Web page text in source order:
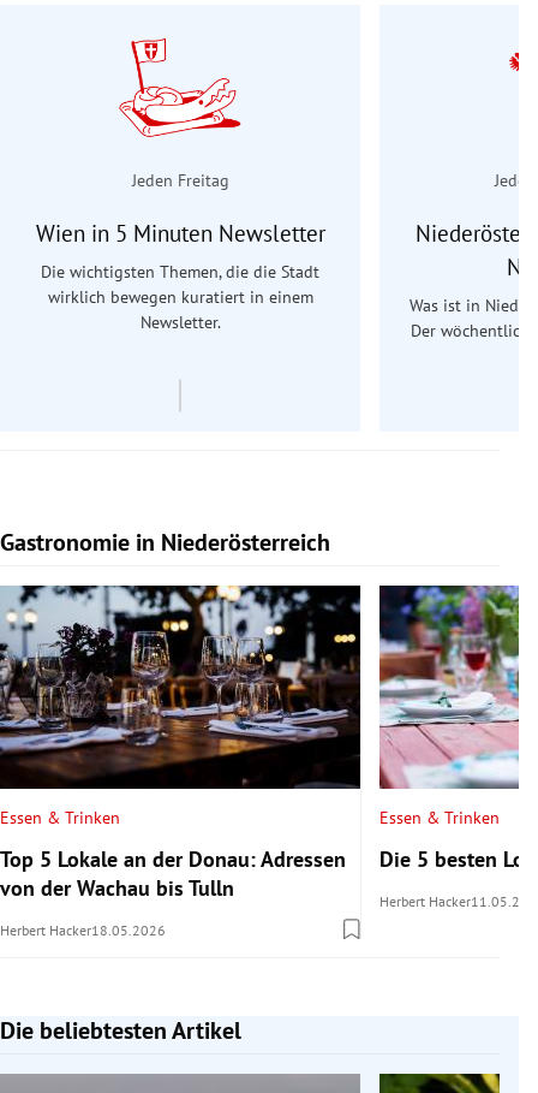
Jeden Freitag
Wien in 5 Minuten Newsletter
Die wichtigsten Themen, die die Stadt
wirklich bewegen kuratiert in einem
Newsletter.
Was ist in
Der
Gastronomie in Niederösterreich
Slide 1 von 15
Essen & Trinken
Top 5 Lokale an der Donau: Adressen
von der Wachau bis Tulln
Herbert Hacker18.05.2026
Essen & Trinken
Die 5 besten
Herbert Hacker
Die beliebtesten Artikel
Slide 1 von 7